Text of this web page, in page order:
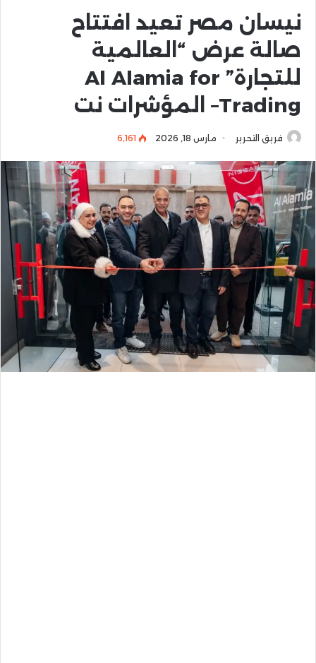
نيسان مصر تعيد افتتاح
صالة عرض “العالمية
للتجارة” Al Alamia for
Trading– المؤشرات نت
فريق التحرير مارس 18, 2026 6٬161